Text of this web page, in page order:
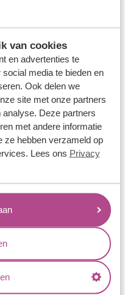
van cookies
en advertenties te
media te bieden en
Ook delen we
site met onze partners
Deze partners
met andere informatie
ze hebben verzameld op
Lees ons Privacy